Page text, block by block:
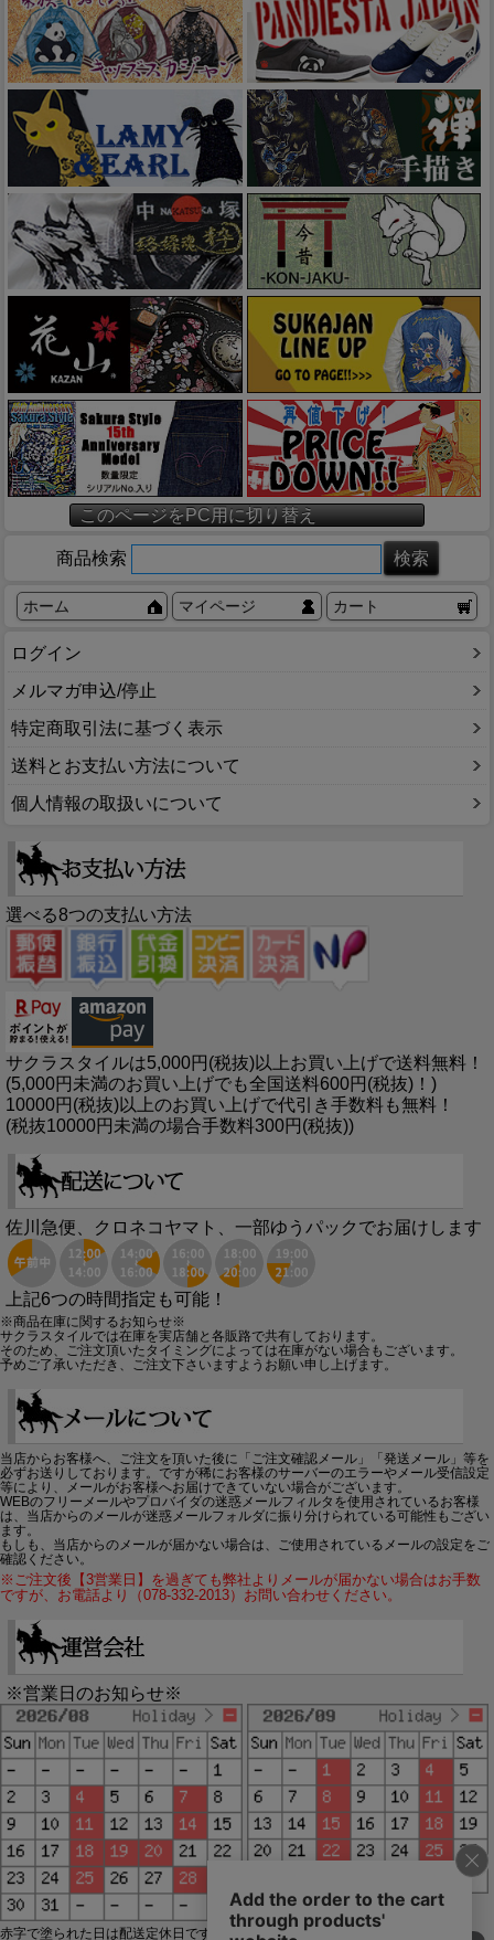
このページをPC用に切り替え
商品検索
ホーム マイページ カート
ログイン
メルマガ申込/停止
特定商取引法に基づく表示
送料とお支払い方法について
個人情報の取扱いについて
選べる8つの支払い方法
サクラスタイルは5,000円(税抜)以上お買い上げで送料無料！
(5,000円未満のお買い上げでも全国送料600円(税抜)！)
10000円(税抜)以上のお買い上げで代引き手数料も無料！
(税抜10000円未満の場合手数料300円(税抜))
佐川急便、クロネコヤマト、一部ゆうパックでお届けします
上記6つの時間指定も可能！
※商品在庫に関するお知らせ※
サクラスタイルでは在庫を実店舗と各販路で共有しております。
そのため、ご注文頂いたタイミングによっては在庫がない場合もございます。
予めご了承いただき、ご注文下さいますようお願い申し上げます。
当店からお客様へ、ご注文を頂いた後に「ご注文確認メール」「発送メール」等を
必ずお送りしております。ですが稀にお客様のサーバーのエラーやメール受信設定
等により、メールがお客様へお届けできていない場合がございます。
WEBのフリーメールやプロバイダの迷惑メールフィルタを使用されているお客様
は、当店からのメールが迷惑メールフォルダに振り分けられている可能性もござい
ます。
もしも、当店からのメールが届かない場合は、ご使用されているメールの設定をご
確認ください。
※ご注文後【3営業日】を過ぎても弊社よりメールが届かない場合はお手数
ですが、お電話より（078-332-2013）お問い合わせください。
※営業日のお知らせ※
赤字で塗られた日は配送定休日です。